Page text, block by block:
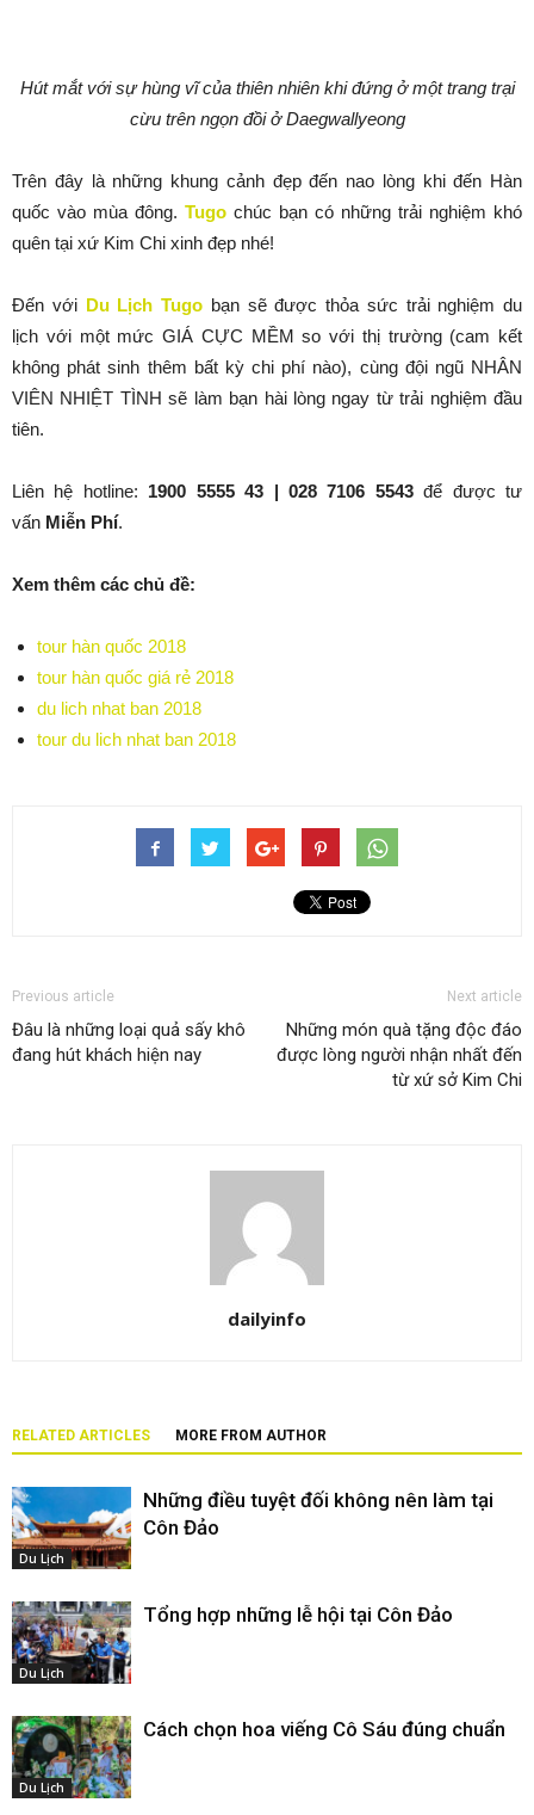
Hút mắt với sự hùng vĩ của thiên nhiên khi đứng ở một trang trại
cừu trên ngọn đồi ở Daegwallyeong
Trên đây là những khung cảnh đẹp đến nao lòng khi đến Hàn
quốc vào mùa đông. Tugo chúc bạn có những trải nghiệm khó
quên tại xứ Kim Chi xinh đẹp nhé!
Đến với Du Lịch Tugo bạn sẽ được thỏa sức trải nghiệm du
lịch với một mức GIÁ CỰC MỀM so với thị trường (cam kết
không phát sinh thêm bất kỳ chi phí nào), cùng đội ngũ NHÂN
VIÊN NHIỆT TÌNH sẽ làm bạn hài lòng ngay từ trải nghiệm đầu
tiên.
Liên hệ hotline: 1900 5555 43 | 028 7106 5543để được tư
vấn Miễn Phí.
Xem thêm các chủ đề:
tour hàn quốc 2018
tour hàn quốc giá rẻ 2018
du lich nhat ban 2018
tour du lich nhat ban 2018
Previous article
Đâu là những loại quả sấy khô
đang hút khách hiện nay
Next article
Những món quà tặng độc đáo
được lòng người nhận nhất đến
từ xứ sở Kim Chi
dailyinfo
RELATED ARTICLES MORE FROM AUTHOR
Du Lịch
Những điều tuyệt đối không nên làm tại
Côn Đảo
Du Lịch
Tổng hợp những lễ hội tại Côn Đảo
Du Lịch
Cách chọn hoa viếng Cô Sáu đúng chuẩn